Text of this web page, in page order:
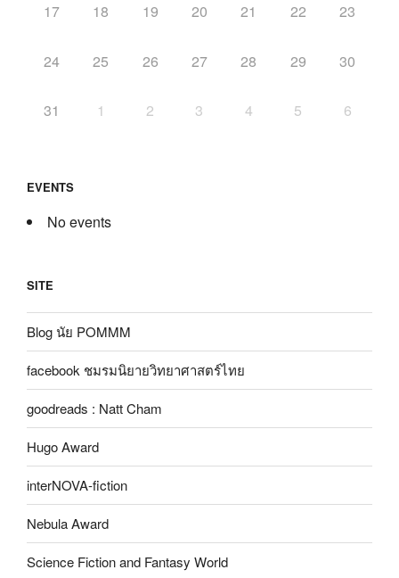
17 18 19 20 21 22 23
24 25 26 27 28 29 30
31 1 2 3 4 5 6
EVENTS
No events
SITE
Blog นัย POMMM
facebook ชมรมนิยายวิทยาศาสตร์ไทย
goodreads : Natt Cham
Hugo Award
interNOVA-fiction
Nebula Award
Science Fiction and Fantasy World